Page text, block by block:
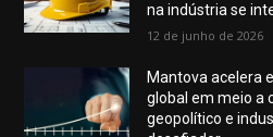
na indústria se
12 de junho de 2026
Mantova acelera
global em meio a
geopolítico e